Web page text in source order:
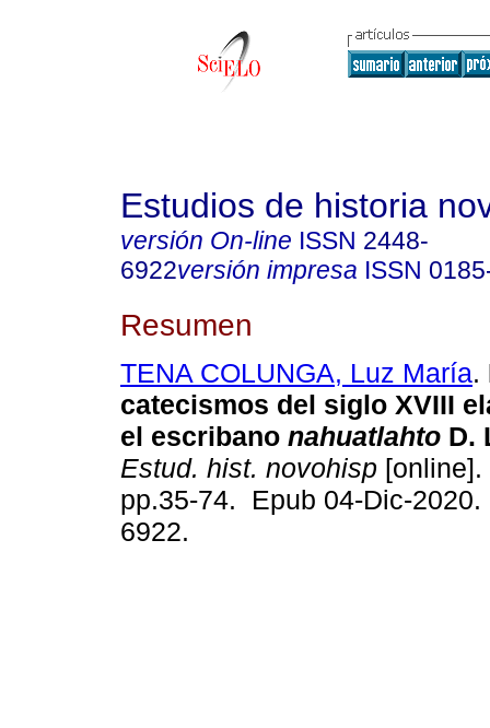
Estudios de historia
versión On-line ISSN 2448-
6922versión impresa ISSN
Resumen
TENA COLUNGA, Luz María.
catecismos del siglo XVIII
el escribano nahuatlahto D.
Estud. hist. novohisp [online].
pp.35-74. Epub 04-Dic-2020.
6922.